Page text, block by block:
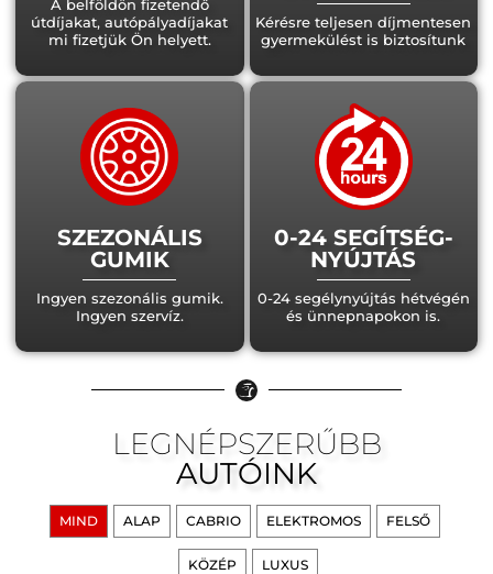
A belföldön fizetendő
útdíjakat, autópályadíjakat
mi fizetjük Ön helyett.
Kérésre teljesen díjmentesen
gyermekülést is biztosítunk
SZEZONÁLIS
GUMIK
Ingyen szezonális gumik.
Ingyen szervíz.
0-24 SEGÍTSÉG-
NYÚJTÁS
0-24 segélynyújtás hétvégén
és ünnepnapokon is.
LEGNÉPSZERŰBB
AUTÓINK
MIND ALAP CABRIO ELEKTROMOS FELSŐ
KÖZÉP LUXUS